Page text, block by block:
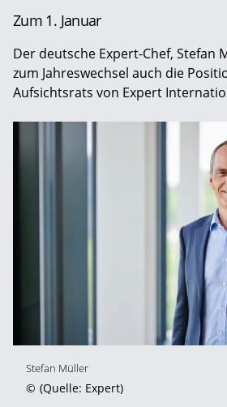
Zum 1. Januar
Der deutsche Expert-Chef, Stefan
zum Jahreswechsel auch die
Aufsichtsrats von Expert
Stefan Müller
© (Quelle: Expert)